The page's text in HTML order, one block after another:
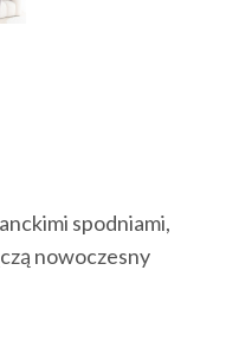
zł.
spodniami,
nowoczesny